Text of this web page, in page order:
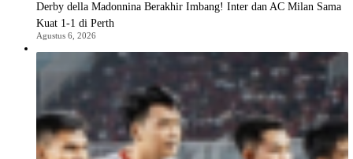
Derby della Madonnina Berakhir Imbang! Inter dan AC Milan Sama
Kuat 1-1 di Perth
Agustus 6, 2026